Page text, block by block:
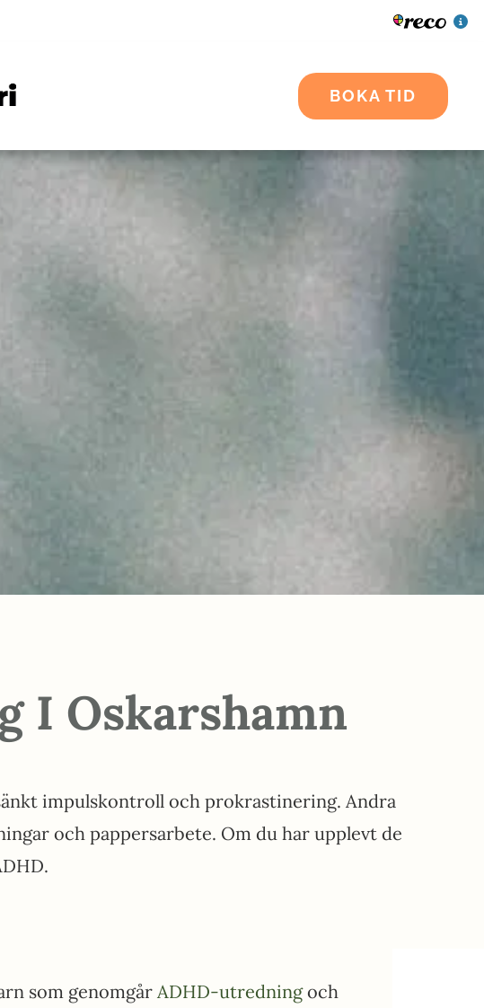
BOKA TID
I Oskarshamn
impulskontroll och prokrastinering. Andra
och pappersarbete. Om du har upplevt de
som genomgår ADHD-utredningoch